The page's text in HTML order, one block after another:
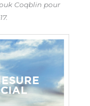
Coqblin pour